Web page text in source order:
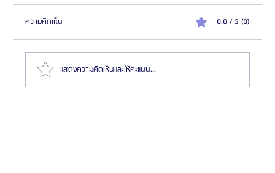
ความคิดเห็น 0.0 / 5 (0)
แสดงความคิดเห็นและให้คะแนน...